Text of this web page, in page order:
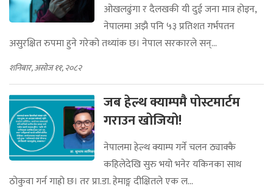
ओखलढुंगा र दैलखकी यी दुई जना मात्र होइन,
नेपालमा अझै पनि ५३ प्रतिशत गर्भपतन
असुरक्षित रुपमा हुने गरेको तथ्यांक छ। नेपाल सरकारले सन्...
शनिबार, असोज ११, २०८२
जब हेल्थ क्याम्पमै पोस्टमार्टम
गराउन खोजियो!
नेपालमा हेल्थ क्याम्प गर्ने चलन ठ्याक्कै
कहिलेदेखि सुरु भयो भनेर यकिनका साथ
ठोकुवा गर्न गाह्रो छ। तर प्रा.डा. हेमाङ्ग दीक्षितले एक ल...